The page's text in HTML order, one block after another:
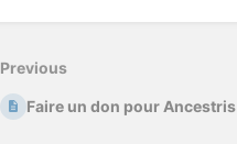
Previous
Faire un don pour Ancestris